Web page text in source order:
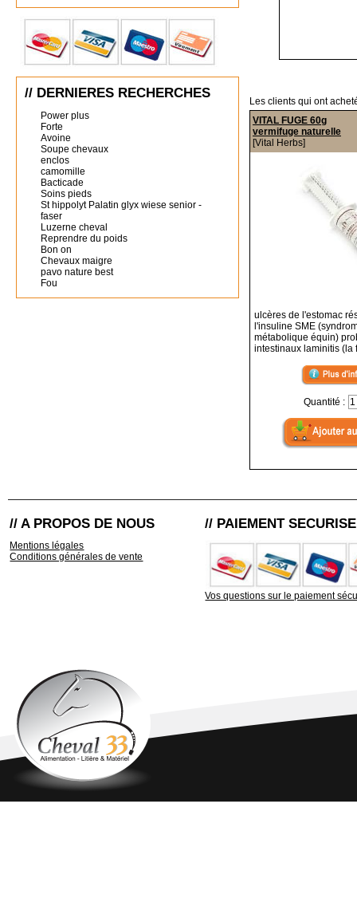
// DERNIERES RECHERCHES
Power plus
Forte
Avoine
Soupe chevaux
enclos
camomille
Bacticade
Soins pieds
St hippolyt Palatin glyx wiese senior -
faser
Luzerne cheval
Reprendre du poids
Bon on
Chevaux maigre
pavo nature best
Fou
Les clients qui ont
VITAL FUGE 60g
vermifuge naturelle
[Vital Herbs]
ulcères de l'estomac
l'insuline SME
métabolique équin)
intestinaux laminitis (la
Quantité :
// A PROPOS DE NOUS
Mentions légales
Conditions générales de vente
// PAIEMENT SECURISE
Vos questions sur le paiement